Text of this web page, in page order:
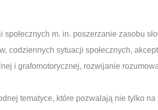
m. in. poszerzanie zasobu
codziennych sytuacji społecznych,
i grafomotorycznej, rozwijanie
tematyce, które pozwalają nie tylko